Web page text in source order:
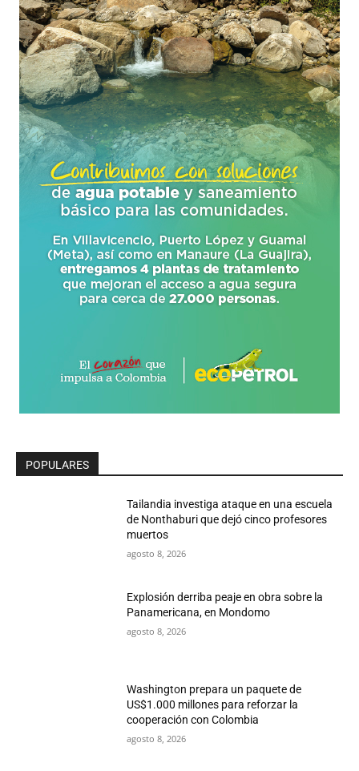
POPULARES
Tailandia investiga ataque en una escuela
de Nonthaburi que dejó cinco profesores
muertos
agosto 8, 2026
Explosión derriba peaje en obra sobre la
Panamericana, en Mondomo
agosto 8, 2026
Washington prepara un paquete de
US$1.000 millones para reforzar la
cooperación con Colombia
agosto 8, 2026